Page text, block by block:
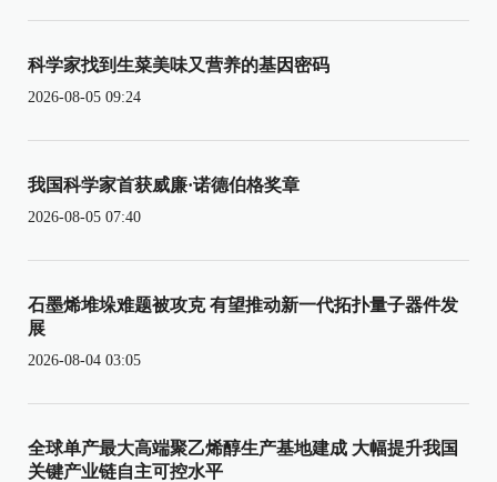
科学家找到生菜美味又营养的基因密码
2026-08-05 09:24
我国科学家首获威廉·诺德伯格奖章
2026-08-05 07:40
石墨烯堆垛难题被攻克 有望推动新一代拓扑量子器件发
展
2026-08-04 03:05
全球单产最大高端聚乙烯醇生产基地建成 大幅提升我国
关键产业链自主可控水平